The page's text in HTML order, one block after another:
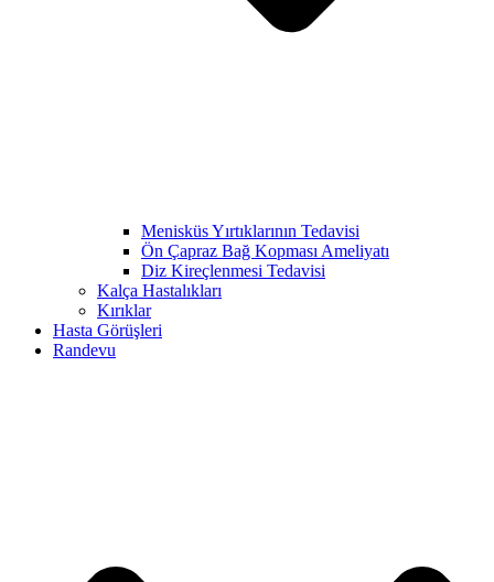
Menisküs Yırtıklarının Tedavisi
Ön Çapraz Bağ Kopması Ameliyatı
Diz Kireçlenmesi Tedavisi
Kalça Hastalıkları
Kırıklar
Hasta Görüşleri
Randevu